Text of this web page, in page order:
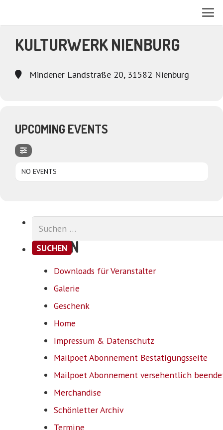
KULTURWERK NIENBURG
Mindener Landstraße 20, 31582 Nienburg
UPCOMING EVENTS
NO EVENTS
nach:
SEITEN
Downloads für Veranstalter
Galerie
Geschenk
Home
Impressum & Datenschutz
Mailpoet Abonnement Bestätigungsseite
Mailpoet Abonnement versehentlich
Merchandise
Schönletter Archiv
Termine